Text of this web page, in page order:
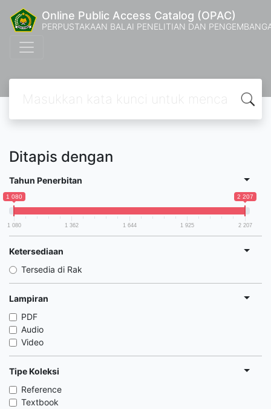
Online Public Access Catalog (OPAC)
PERPUSTAKAAN BALAI PENELITIAN DAN
Ditapis dengan
Tahun Penerbitan
1 080 2 207
1 080 1 362 1 644 1 925 2 207
Ketersediaan
Tersedia di Rak
Lampiran
PDF
Audio
Video
Tipe Koleksi
Reference
Textbook